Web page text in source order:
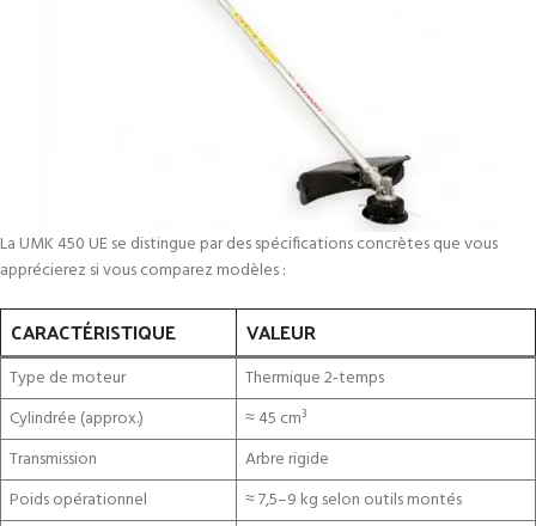
La UMK 450 UE se distingue par des spécifications concrètes que vous
apprécierez si vous comparez modèles :
CARACTÉRISTIQUE VALEUR
Type de moteur
Thermique 2‑temps
Cylindrée (approx.)
≈ 45 cm³
Transmission
Arbre rigide
Poids opérationnel
≈ 7,5–9 kg selon outils montés